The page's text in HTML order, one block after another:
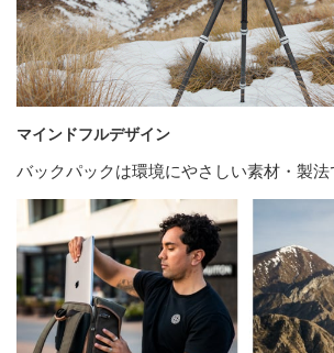
マインドフルデザイン
バックパックは環境にやさしい素材・製法